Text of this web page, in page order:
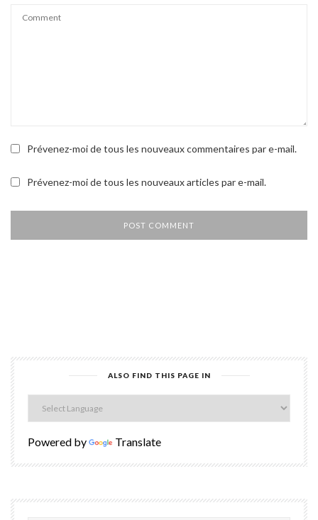
Prévenez-moi de tous les nouveaux commentaires par e-mail.
Prévenez-moi de tous les nouveaux articles par e-mail.
ALSO FIND THIS PAGE IN
Powered by Translate